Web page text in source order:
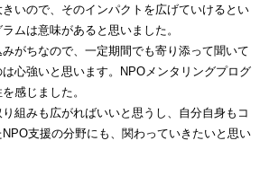
いので、そのインパクトを広げていけるとい
ムは意味があると思いました。
がちなので、一定期間でも寄り添って聞いて
心強いと思います。NPOメンタリングプログ
感じました。
組みも広がればいいと思うし、自分自身もコ
支援の分野にも、関わっていきたいと思い